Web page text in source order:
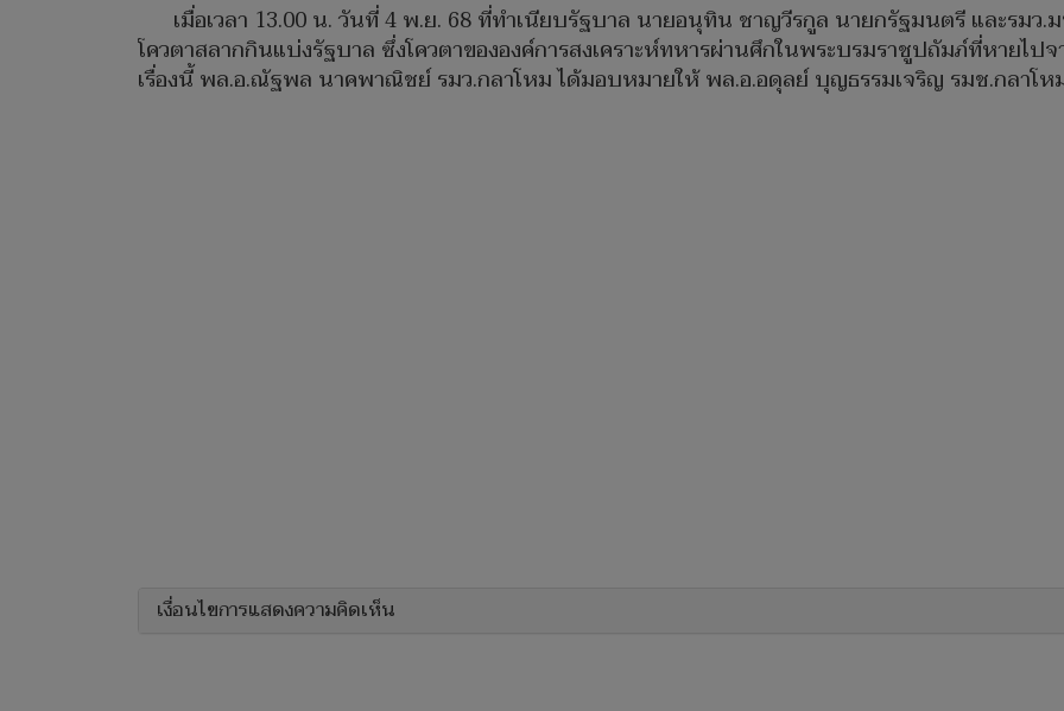
เมื่อเวลา 13.00 น. วันที่ 4 พ.ย. 68 ที่ทำเนียบรัฐบาล นายอนุทิน ชาญวีรกูล นายกรัฐมนตรี และรมว
โควตาสลากกินแบ่งรัฐบาล ซึ่งโควตาขององค์การสงเคราะห์ทหารผ่านศึกในพระบรมราชูปถัมภ์ที่หายไป
เรื่องนี้ พล.อ.ณัฐพล นาคพาณิชย์ รมว.กลาโหม ได้มอบหมายให้ พล.อ.อดุลย์ บุญธรรมเจริญ รมช.กลาโห
เงื่อนไขการแสดงความคิดเห็น